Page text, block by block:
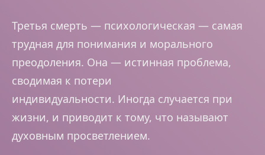
Третья смерть — психологическая — самая
трудная для понимания и морального
преодоления. Она — истинная проблема,
сводимая к потери
индивидуальности. Иногда случается при
жизни, и приводит к тому, что называют
духовным просветлением.